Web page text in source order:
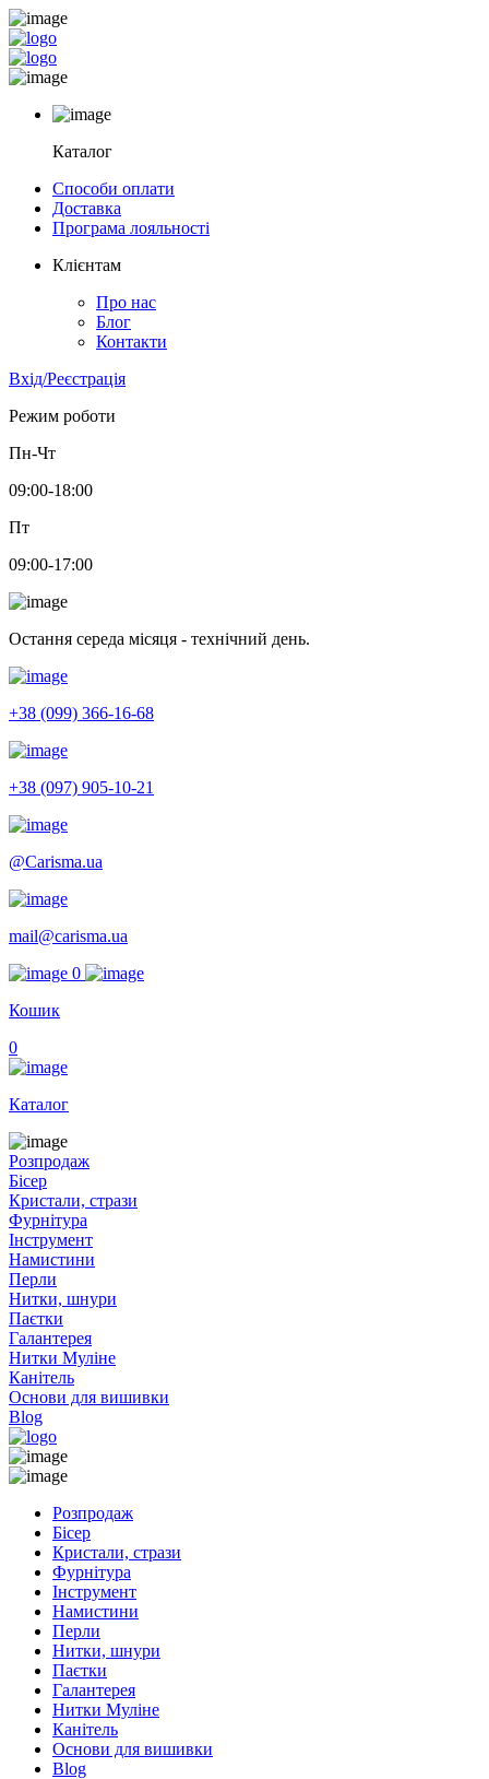
Каталог
Способи оплати
Доставка
Програма лояльності
Клієнтам
Про нас
Блог
Контакти
Вхід/Реєстрація
Режим роботи
Пн-Чт
09:00-18:00
Пт
09:00-17:00
Остання середа місяця - технічний день.
+38 (099) 366-16-68
+38 (097) 905-10-21
@Carisma.ua
mail@carisma.ua
0
Кошик
0
Каталог
Розпродаж
Бісер
Кристали, стрази
Фурнітура
Інструмент
Намистини
Перли
Нитки, шнури
Паєтки
Галантерея
Нитки Муліне
Канітель
Основи для вишивки
Blog
Розпродаж
Бісер
Кристали, стрази
Фурнітура
Інструмент
Намистини
Перли
Нитки, шнури
Паєтки
Галантерея
Нитки Муліне
Канітель
Основи для вишивки
Blog